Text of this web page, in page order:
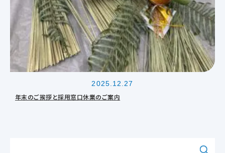
2025.12.27
年末のご挨拶と採用窓口休業のご案内